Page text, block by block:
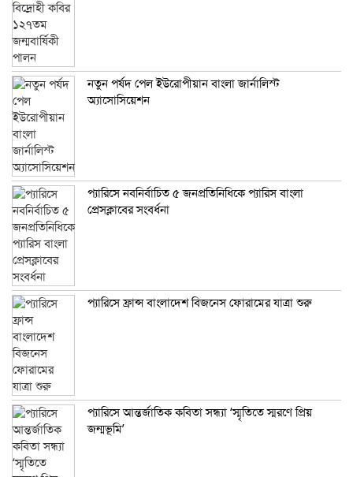
নতুন পর্ষদ পেল ইউরোপীয়ান বাংলা জার্নালিস্ট
অ্যাসোসিয়েশন
প্যারিসে নবনির্বাচিত ৫ জনপ্রতিনিধিকে প্যারিস বাংলা
প্রেসক্লাবের সংবর্ধনা
প্যারিসে ফ্রান্স বাংলাদেশ বিজনেস ফোরামের যাত্রা শুরু
প্যারিসে আন্তর্জাতিক কবিতা সন্ধ্যা ‘স্মৃতিতে স্মরণে প্রিয়
জন্মভূমি’